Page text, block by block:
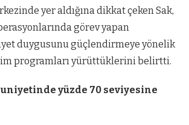
yer aldığına dikkat çeken Sak,
görev yapan
duygusunu güçlendirmeye yönelik
programları yürüttüklerini belirtti.
yüzde 70 seviyesine